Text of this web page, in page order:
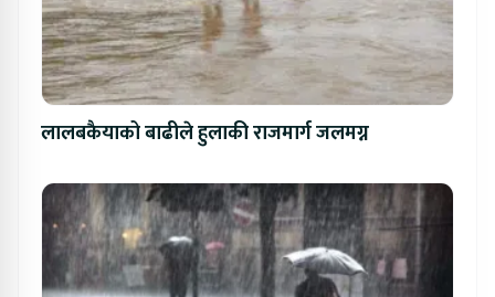
लालबकैयाको बाढीले हुलाकी राजमार्ग जलमग्न